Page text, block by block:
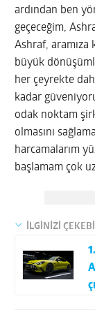
ardından ben
geçeceğim,
Ashraf, aramıza
büyük
her çeyrekte
kadar
odak noktam
olmasını
harcamalarım
başlamam çok
İLGİNİZİ